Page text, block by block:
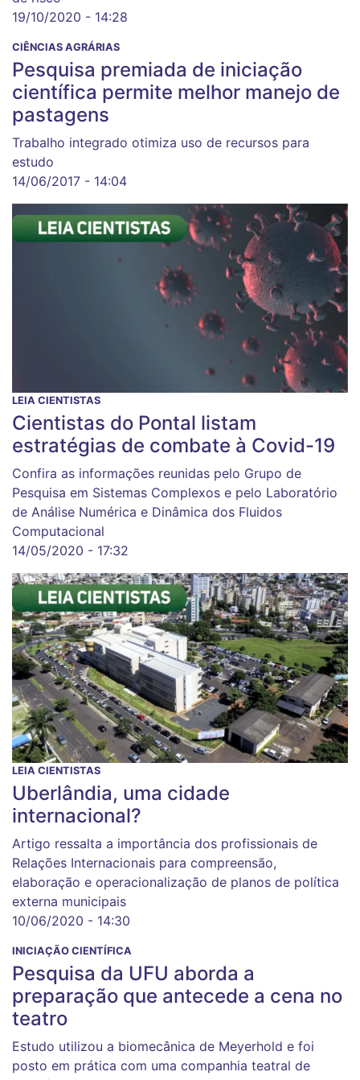
19/10/2020 - 14:28
CIÊNCIAS AGRÁRIAS
Pesquisa premiada de iniciação
científica permite melhor manejo de
pastagens
Trabalho integrado otimiza uso de recursos para
estudo
14/06/2017 - 14:04
LEIA CIENTISTAS
Cientistas do Pontal listam
estratégias de combate à Covid-19
Confira as informações reunidas pelo Grupo de
Pesquisa em Sistemas Complexos e pelo Laboratório
de Análise Numérica e Dinâmica dos Fluidos
Computacional
14/05/2020 - 17:32
LEIA CIENTISTAS
Uberlândia, uma cidade
internacional?
Artigo ressalta a importância dos profissionais de
Relações Internacionais para compreensão,
elaboração e operacionalização de planos de política
externa municipais
10/06/2020 - 14:30
INICIAÇÃO CIENTÍFICA
Pesquisa da UFU aborda a
preparação que antecede a cena no
teatro
Estudo utilizou a biomecânica de Meyerhold e foi
posto em prática com uma companhia teatral de